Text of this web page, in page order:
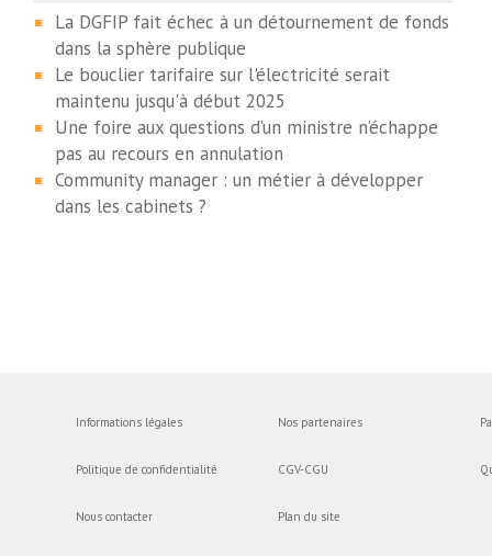
La DGFIP fait échec à un détournement de fonds
dans la sphère publique
Le bouclier tarifaire sur l'électricité serait
maintenu jusqu'à début 2025
Une foire aux questions d’un ministre n’échappe
pas au recours en annulation
Community manager : un métier à développer
dans les cabinets ?
Informations légales
Politique de confidentialité
Nous contacter
Nos partenaires
CGV-CGU
Plan du site